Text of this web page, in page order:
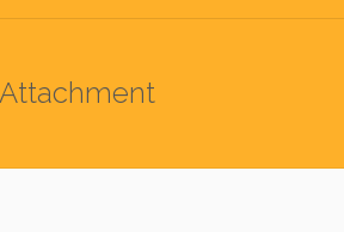
Attachment